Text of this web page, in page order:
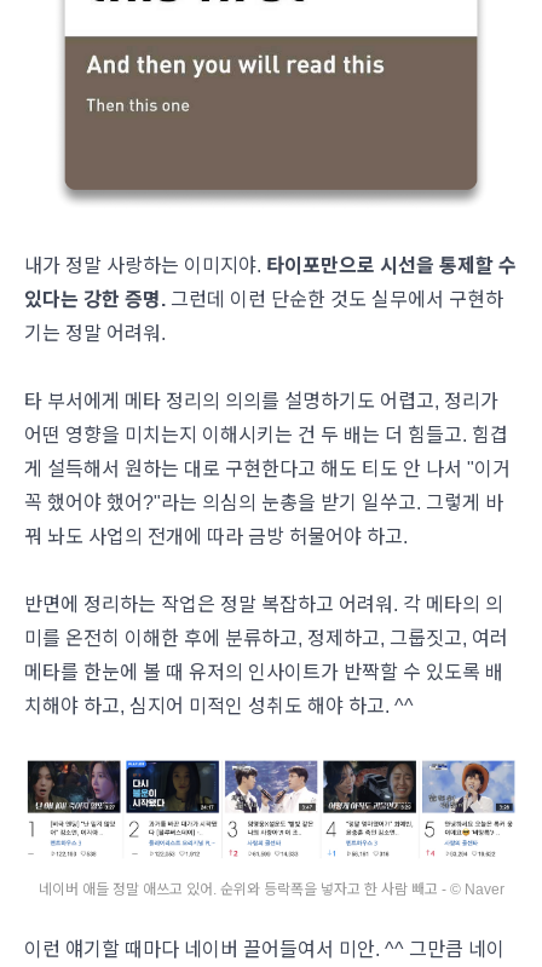
내가 정말 사랑하는 이미지야. 타이포만으로 시선을 통제할 수
있다는 강한 증명. 그런데 이런 단순한 것도 실무에서 구현하
기는 정말 어려워.
타 부서에게 메타 정리의 의의를 설명하기도 어렵고, 정리가
어떤 영향을 미치는지 이해시키는 건 두 배는 더 힘들고. 힘겹
게 설득해서 원하는 대로 구현한다고 해도 티도 안 나서 "이거
꼭 했어야 했어?"라는 의심의 눈총을 받기 일쑤고. 그렇게 바
꿔 놔도 사업의 전개에 따라 금방 허물어야 하고.
반면에 정리하는 작업은 정말 복잡하고 어려워. 각 메타의 의
미를 온전히 이해한 후에 분류하고, 정제하고, 그룹짓고, 여러
메타를 한눈에 볼 때 유저의 인사이트가 반짝할 수 있도록 배
치해야 하고, 심지어 미적인 성취도 해야 하고. ^^
네이버 애들 정말 애쓰고 있어. 순위와 등락폭을 넣자고 한 사람 빼고 - © Naver
이런 얘기할 때마다 네이버 끌어들여서 미안. ^^ 그만큼 네이